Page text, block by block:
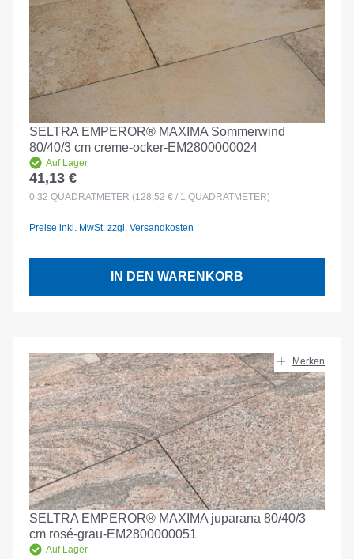
SELTRA EMPEROR® MAXIMA Sommerwind
80/40/3 cm creme-ocker-EM2800000024
Auf Lager
Regulärer Preis:
41,13 €
0.32 QUADRATMETER (128,52 € / 1 QUADRATMETER)
Preise inkl. MwSt. zzgl. Versandkosten
IN DEN WARENKORB
Merken
SELTRA EMPEROR® MAXIMA juparana 80/40/3
cm rosé-grau-EM2800000051
Auf Lager